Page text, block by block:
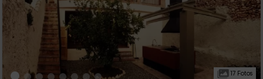
17 Fotos